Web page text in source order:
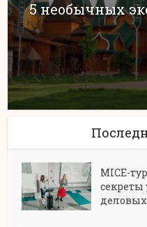
5 необычных
MICE-
секреты